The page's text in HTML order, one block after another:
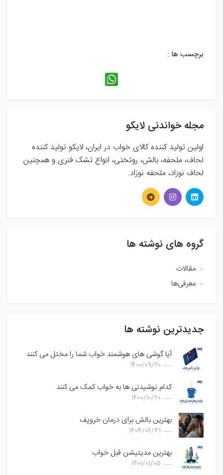
برچسب ها :
مجله خواندنی لایکو
اولین تولید کننده کالای خواب در ایران، لایکو تولید کننده
لحاف، ملحفه، بالش، روتختی، انواع تشک فنری و همچنین
لحاف نوزاد، ملحفه نوزاد.
گروه های نوشته ها
مقالات
معرفی‌ها
جدیدترین نوشته ها
آیا گوشی های هوشمند خواب شما را مختل می کنند
1400/09/20
کدام نوشیدنی ها به خواب کمک می کنند
1400/10/20
بهترین بالش برای درمان خروپف
1404/06/31
بهترین مدیتیشن قبل خواب
1401/01/05